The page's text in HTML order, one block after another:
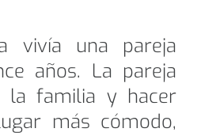
vivía una pareja
años. La pareja
la familia y hacer
más cómodo,